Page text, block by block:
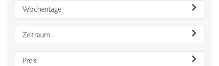
Wochentage
Zeitraum
Preis